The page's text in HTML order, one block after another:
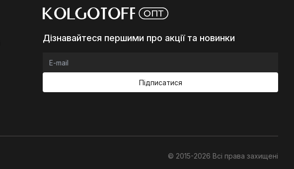
Дізнавайтеся першими про акції та новинки
Підписатися
© 2015-2026 Всі права захищені